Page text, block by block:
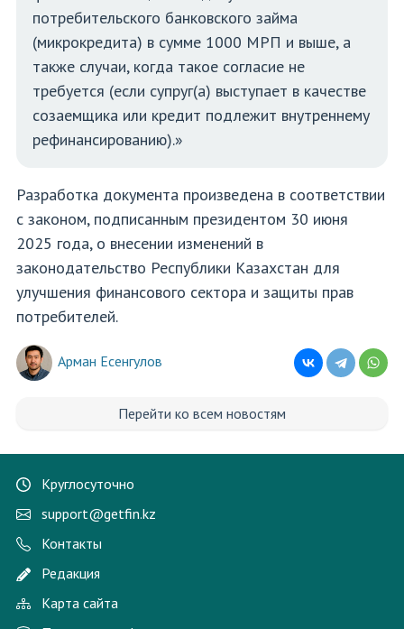
потребительского банковского займа
(микрокредита) в сумме 1000 МРП и выше, а
также случаи, когда такое согласие не
требуется (если супруг(а) выступает в качестве
созаемщика или кредит подлежит внутреннему
рефинансированию).»
Разработка документа произведена в соответствии
с законом, подписанным президентом 30 июня
2025 года, о внесении изменений в
законодательство Республики Казахстан для
улучшения финансового сектора и защиты прав
потребителей.
Арман Есенгулов
Перейти ко всем новостям
Круглосуточно
support@getfin.kz
Контакты
Редакция
Карта сайта